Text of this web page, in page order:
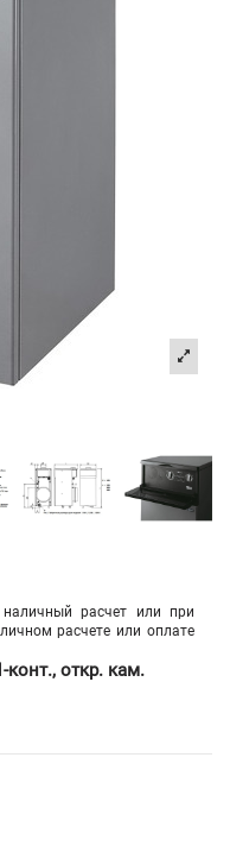
расчет или при
расчете или оплате
конт., откр. кам.